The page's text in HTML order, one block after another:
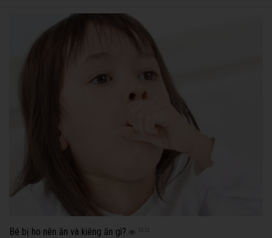
Bé bị ho nên ăn và kiêng ăn gì?